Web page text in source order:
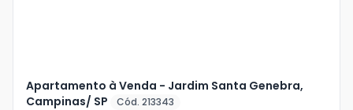
Apartamento à Venda - Jardim Santa Genebra,
Campinas/ SP
Cód. 213343